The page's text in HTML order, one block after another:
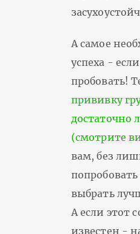
А самое
успеха -
пробовать!
прививку
достаточно
(смотрите
вам, без
выбрать
А если этот
известен -